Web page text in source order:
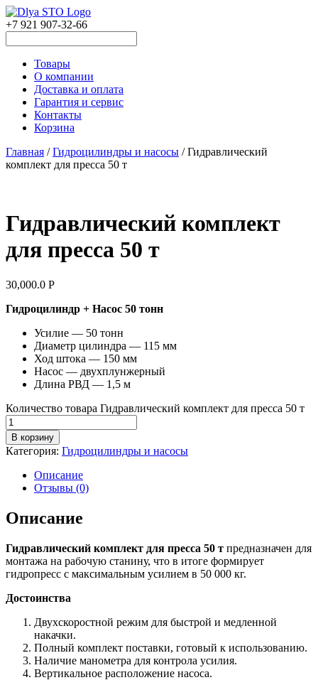
+7 921 907-32-66
Товары
О компании
Доставка и оплата
Гарантия и сервис
Контакты
Корзина
Главная /Гидроцилиндры и насосы / Гидравлический
комплект для пресса 50 т
Гидравлический комплект
для пресса 50 т
30,000.0 Р
Гидроцилиндр + Насос 50 тонн
Усилие — 50 тонн
Диаметр цилиндра — 115 мм
Ход штока — 150 мм
Насос — двухплунжерный
Длина РВД — 1,5 м
Количество товара Гидравлический комплект для пресса 50 т
В корзину
Категория: Гидроцилиндры и насосы
Описание
Отзывы (0)
Описание
Гидравлический комплект для пресса 50 т предназначен для
монтажа на рабочую станину, что в итоге формирует
гидропресс с максимальным усилием в 50 000 кг.
Достоинства
Двухскоростной режим для быстрой и медленной
накачки.
Полный комплект поставки, готовый к использованию.
Наличие манометра для контрола усилия.
Вертикальное расположение насоса.